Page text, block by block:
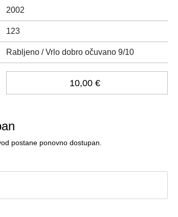
2002
123
Rabljeno / Vrlo dobro očuvano 9/10
10,00 €
postane ponovno dostupan.